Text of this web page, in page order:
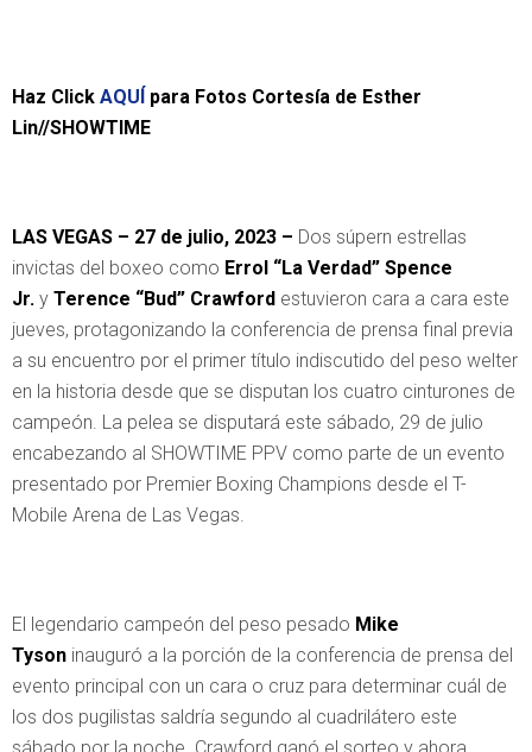
Haz Click AQUÍ para Fotos Cortesía de Esther
Lin//SHOWTIME
LAS VEGAS – 27 de julio, 2023 – Dos súpern estrellas
invictas del boxeo como Errol “La Verdad” Spence
Jr. y Terence “Bud” Crawford estuvieron cara a cara este
jueves, protagonizando la conferencia de prensa final previa
a su encuentro por el primer título indiscutido del peso welter
en la historia desde que se disputan los cuatro cinturones de
campeón. La pelea se disputará este sábado, 29 de julio
encabezando al SHOWTIME PPV como parte de un evento
presentado por Premier Boxing Champions desde el T-
Mobile Arena de Las Vegas.
El legendario campeón del peso pesado Mike
Tyson inauguró a la porción de la conferencia de prensa del
evento principal con un cara o cruz para determinar cuál de
los dos pugilistas saldría segundo al cuadrilátero este
sábado por la noche. Crawford ganó el sorteo y ahora